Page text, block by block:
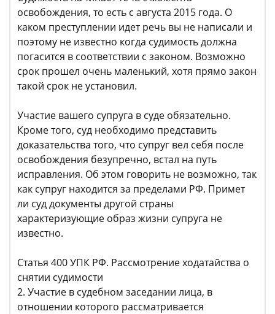
освобождения, то есть с августа 2015 года. О
каком преступлении идет речь вы не написали и
поэтому не известно когда судимость должна
погасится в соответствии с законом. Возможно
срок прошел очень маленький, хотя прямо закон
такой срок не установил.
Участие вашего супруга в суде обязательно.
Кроме того, суд необходимо представить
доказательства того, что супруг вел себя после
освобождения безупречно, встал на путь
исправления. Об этом говорить не возможно, так
как супруг находится за пределами РФ. Примет
ли суд документы другой страны
характеризующие образ жизни супруга не
известно.
Статья 400 УПК РФ. Рассмотрение ходатайства о
снятии судимости
2. Участие в судебном заседании лица, в
отношении которого рассматривается